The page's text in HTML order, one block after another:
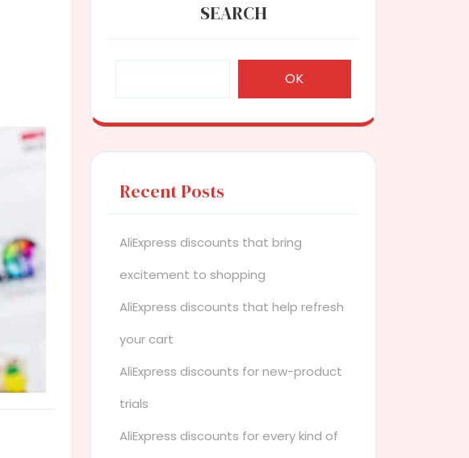
SEARCH
OK
Recent Posts
AliExpress discounts that bring
excitement to shopping
AliExpress discounts that help refresh
your cart
AliExpress discounts for new-product
trials
AliExpress discounts for every kind of